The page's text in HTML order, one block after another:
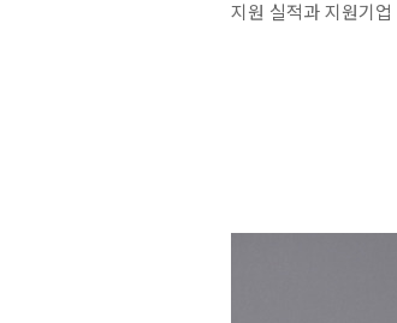
지원 실적과 지원기